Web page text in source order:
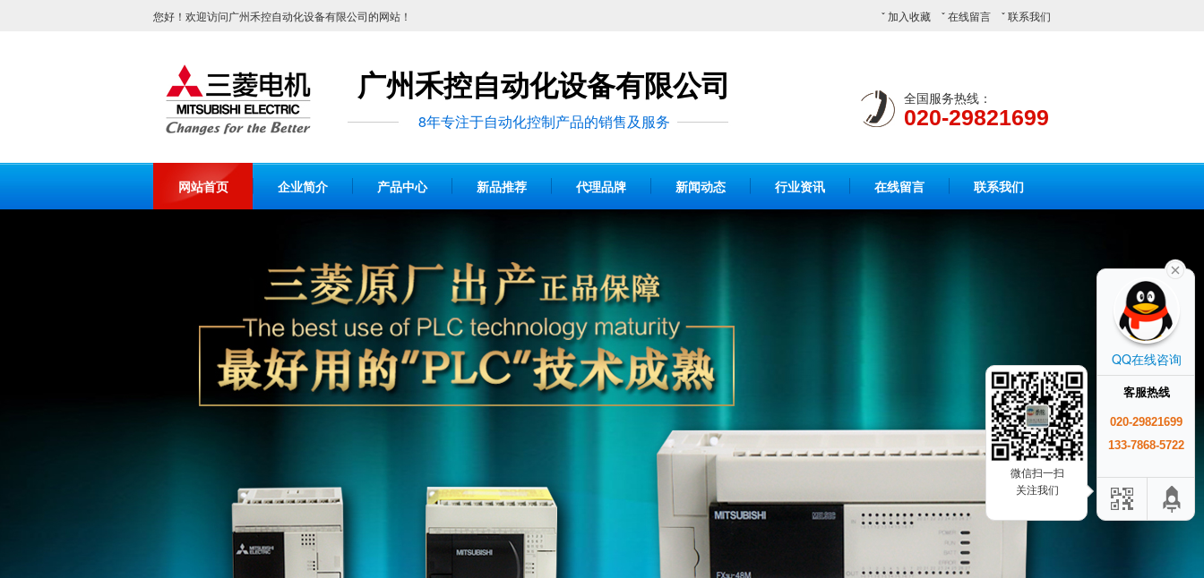
您好！欢迎访问广州禾控自动化设备有限公司的网站！ ˇ加入收藏 ˇ在线留言 ˇ联系我们
广州禾控自动化设备有限公司
8年专注于自动化控制产品的销售及服务
全国服务热线：
020-29821699
网站首页 企业简介 产品中心 新品推荐 代理品牌 新闻动态 行业资讯 在线留言 联系我们
QQ在线咨询
客服热线
020-29821699
133-7868-5722
微信扫一扫
关注我们